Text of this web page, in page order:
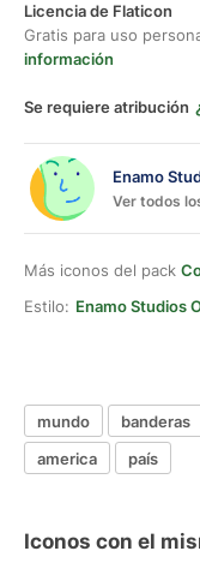
Licencia de Flaticon
Gratis para uso
información
Se requiere atribución
Enamo
Ver todos
Más iconos del pack
Estilo: Enamo Studios
mundo banderas
america
país
Iconos con el